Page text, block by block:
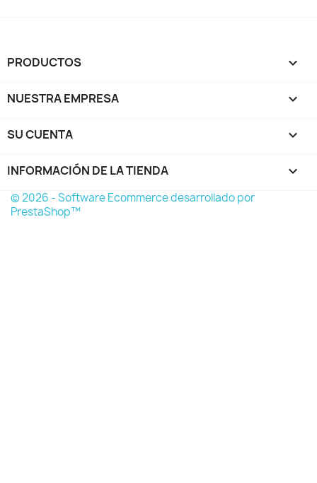
PRODUCTOS 
NUESTRA EMPRESA 
SU CUENTA 
INFORMACIÓN DE LA TIENDA keyboard_arrow_down
© 2026 - Software Ecommerce desarrollado por
PrestaShop™